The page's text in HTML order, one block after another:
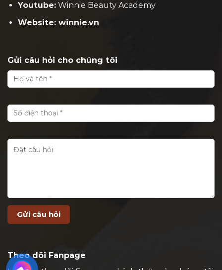
Youtube:Winnie Beauty Academy
Website: winnie.vn
Gửi câu hỏi cho chúng tôi
Theo dõi Fanpage